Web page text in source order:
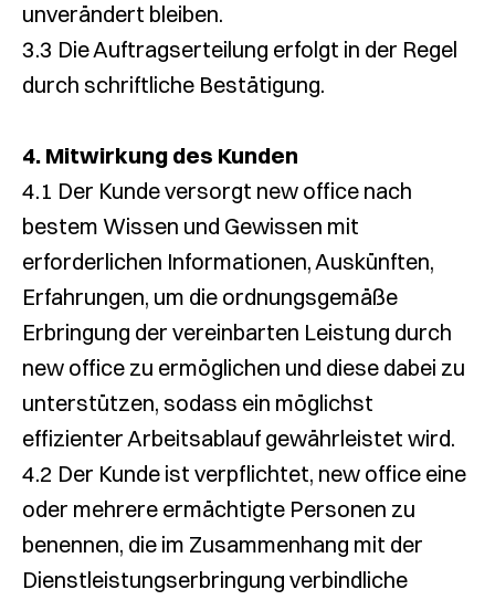
unverändert bleiben.
3.3 Die Auftragserteilung erfolgt in der Regel
durch schriftliche Bestätigung.
4. Mitwirkung des Kunden
4.1 Der Kunde versorgt new office nach
bestem Wissen und Gewissen mit
erforderlichen Informationen, Auskünften,
Erfahrungen, um die ordnungsgemäße
Erbringung der vereinbarten Leistung durch
new office zu ermöglichen und diese dabei zu
unterstützen, sodass ein möglichst
effizienter Arbeitsablauf gewährleistet wird.
4.2 Der Kunde ist verpflichtet, new office eine
oder mehrere ermächtigte Personen zu
benennen, die im Zusammenhang mit der
Dienstleistungserbringung verbindliche